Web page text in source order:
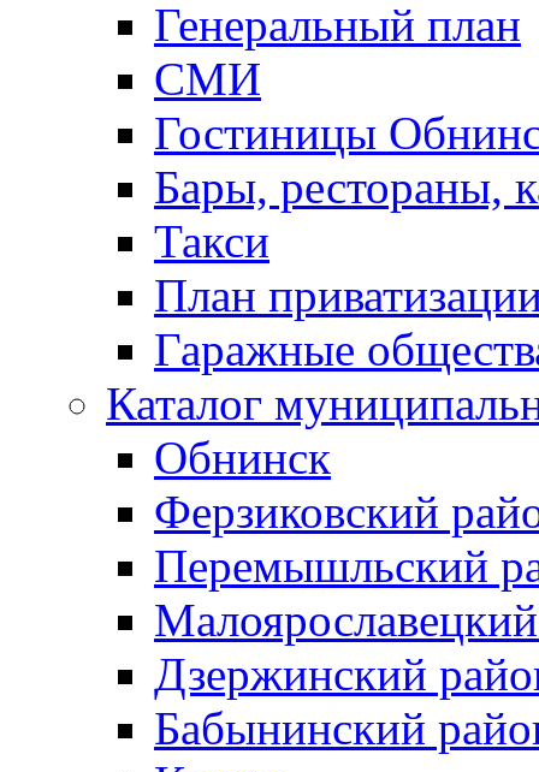
Генеральный план
СМИ
Гостиницы
Бары, рестораны,
Такси
План
Гаражные
Каталог
Обнинск
Ферзиковский
Перемышльский
Дзержинский
Бабынинский